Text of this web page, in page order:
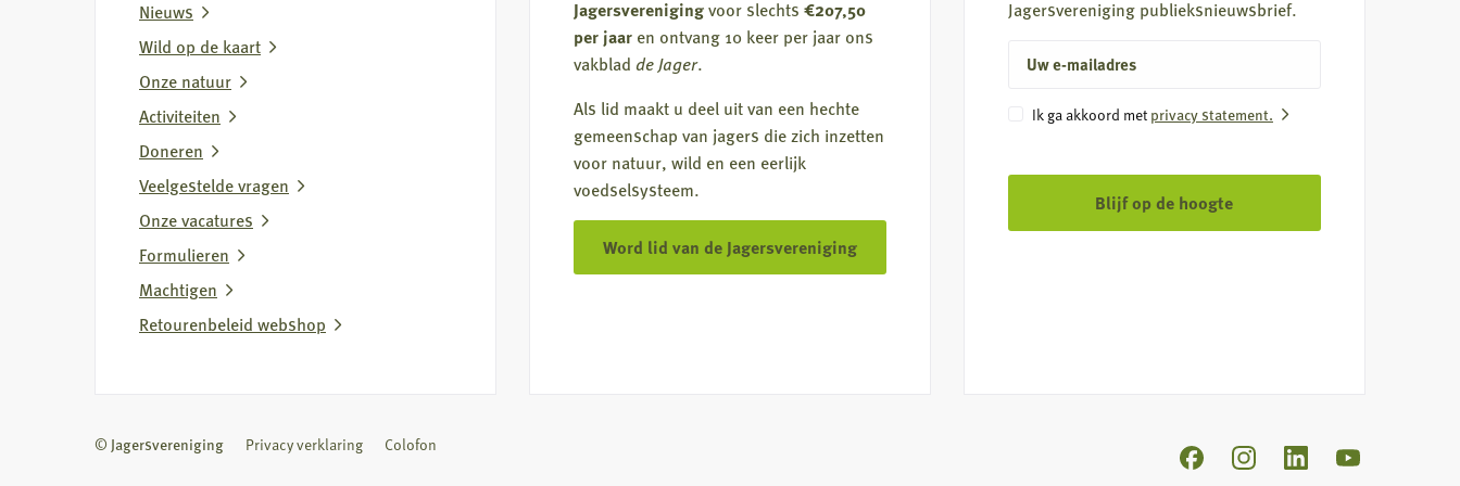
wolvenstroperij
Nieuws
Wild op de kaart
Onze natuur
Activiteiten
Doneren
Veelgestelde vragen
Onze vacatures
Formulieren
Machtigen
Retourenbeleid webshop
Jagersverenigingvoor slechts €207,50
per jaaren ontvang 10 keer per jaar ons
vakblad de Jager.
Als lid maakt u deel uit van een hechte
gemeenschap van jagers die zich inzetten
voor natuur, wild en een eerlijk
voedselsysteem.
Word lid van de Jagersvereniging
Jagersvereniging publieksnieuwsbrief.
mailadres
Instemming
Ik ga akkoord met privacy statement.
© Jagersvereniging Privacy verklaring Colofon